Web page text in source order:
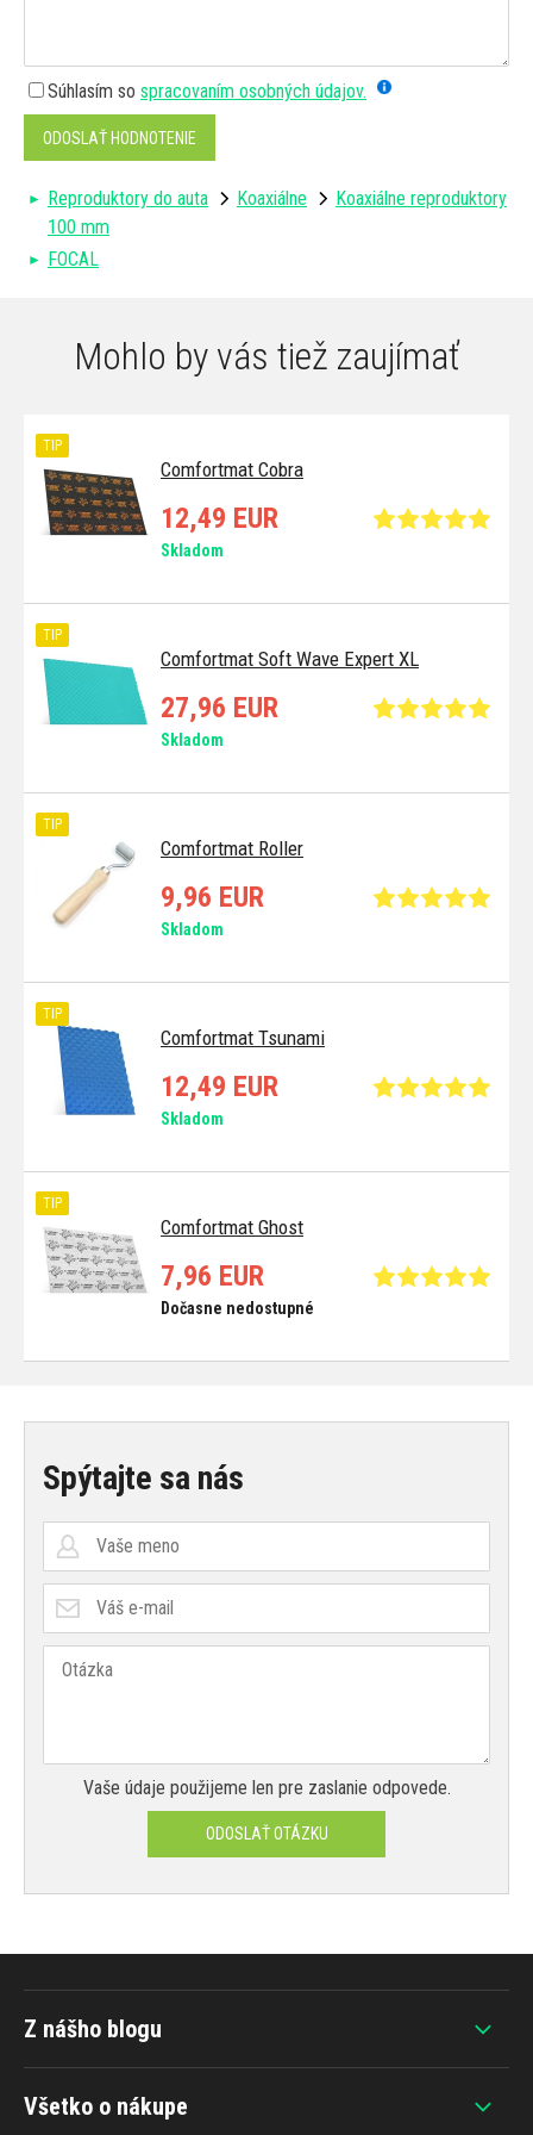
Súhlasím so spracovaním osobných údajov.
ODOSLAŤ HODNOTENIE
Reproduktory do auta Koaxiálne
Koaxiálne reproduktory
100 mm
FOCAL
Mohlo by vás tiež zaujímať
Comfortmat Cobra
TIP
12,49 EUR
Skladom
Comfortmat Soft Wave Expert XL
TIP
27,96 EUR
Skladom
Comfortmat Roller
TIP
9,96 EUR
Skladom
Comfortmat Tsunami
TIP
12,49 EUR
Skladom
Comfortmat Ghost
TIP
7,96 EUR
Dočasne nedostupné
Spýtajte sa nás
Vaše údaje použijeme len pre zaslanie odpovede.
ODOSLAŤ OTÁZKU
Všetko o nákupe
Z nášho blogu